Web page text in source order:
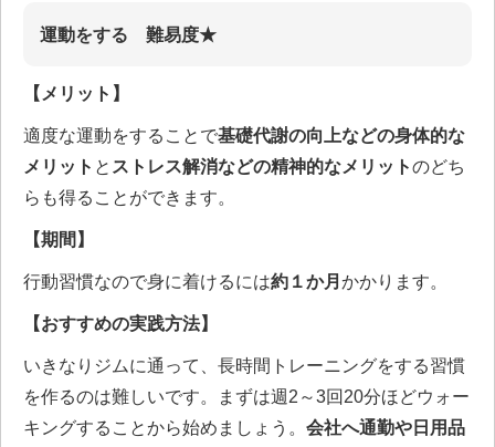
運動をする 難易度★
【メリット】
適度な運動をすることで基礎代謝の向上などの身体的な
メリット と ストレス解消などの精神的なメリットのどち
らも得ることができます。
【期間】
行動習慣なので身に着けるには約１か月 かかります。
【おすすめの実践方法】
いきなりジムに通って、長時間トレーニングをする習慣
を作るのは難しいです。まずは週2～3回20分ほどウォー
キングすることから始めましょう。 会社へ通勤や日用品